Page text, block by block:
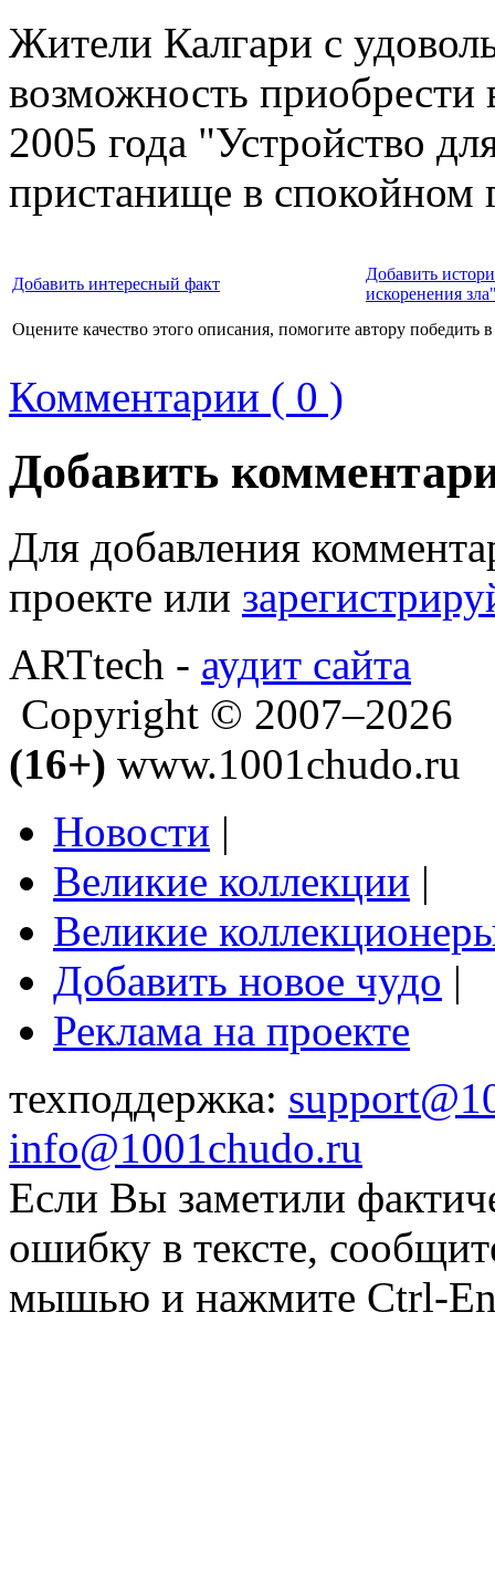
Жители Калгари с
возможность
2005 года "Устройство
пристанище в спокойном
Добавить интересный факт
Добавить
искоренения
Оцените качество этого описания, помогите автору победить
Комментарии ( 0 )
Добавить
Для добавления
проекте или
ARTtech - аудит сайта
Copyright © 2007–2026
(16+) www.1001chudo.ru
Новости |
Великие коллекции |
Великие
Добавить новое чудо |
Реклама на проекте
техподдержка:
info@1001chudo.ru
Если Вы заметили
ошибку в тексте,
мышью и нажмите Ctrl-